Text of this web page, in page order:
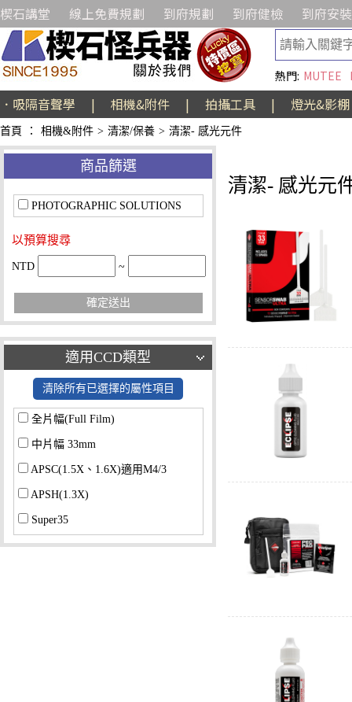
楔石講堂 線上免費規劃 到府規劃 到府健檢 到府安裝
熱門: MUTEE
．吸隔音聲學 | 相機&附件 | 拍攝工具 | 燈光&影棚
首頁 ： 相機&附件 > 清潔/保養 > 清潔- 感光元件
商品篩選
PHOTOGRAPHIC SOLUTIONS
以預算搜尋
NTD ~
確定送出
適用CCD類型
清除所有已選擇的屬性項目
全片幅(Full Film)
中片幅 33mm
APSC(1.5X、1.6X)適用M4/3
APSH(1.3X)
Super35
通用型
清潔- 感光元